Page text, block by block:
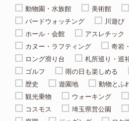
動物園・水族館
美術館
バードウォッチング
川遊び
ホール・会館
アスレチック
カヌー・ラフティング
奇岩
ロング滑り台
札所巡り・巡
ゴルフ
雨の日も楽しめる
歴史
遊園地 動物とふ
観光乗物
ウォーキング
コスモス
埼玉県営公園